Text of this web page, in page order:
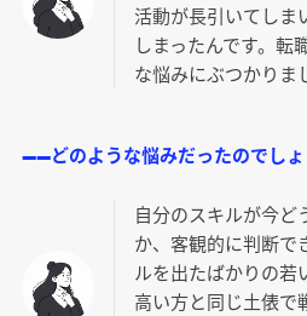
活動が長引いてしま
しまったんです。転
な悩みにぶつかりま
――どのような悩みだったのでしょ
自分のスキルが今ど
か、客観的に判断で
ルを出たばかりの若
高い方と同じ土俵で